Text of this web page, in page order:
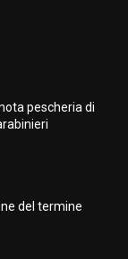
pescheria di
del termine